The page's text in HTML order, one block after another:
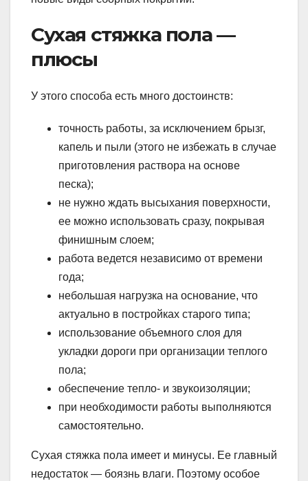
Сухая стяжка пола —
плюсы
У этого способа есть много достоинств:
точность работы, за исключением брызг,
капель и пыли (этого не избежать в случае
приготовления раствора на основе
песка);
не нужно ждать высыхания поверхности,
ее можно использовать сразу, покрывая
финишным слоем;
работа ведется независимо от времени
года;
небольшая нагрузка на основание, что
актуально в постройках старого типа;
использование объемного слоя для
укладки дороги при организации теплого
пола;
обеспечение тепло- и звукоизоляции;
при необходимости работы выполняются
самостоятельно.
Сухая стяжка пола имеет и минусы. Ее главный
недостаток — боязнь влаги. Поэтому особое